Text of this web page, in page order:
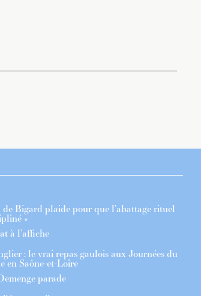
Bigard plaide pour que l’abattage rituel
»
à l’affiche
: le vrai repas gaulois aux Journées du
en Saône-et-Loire
parade